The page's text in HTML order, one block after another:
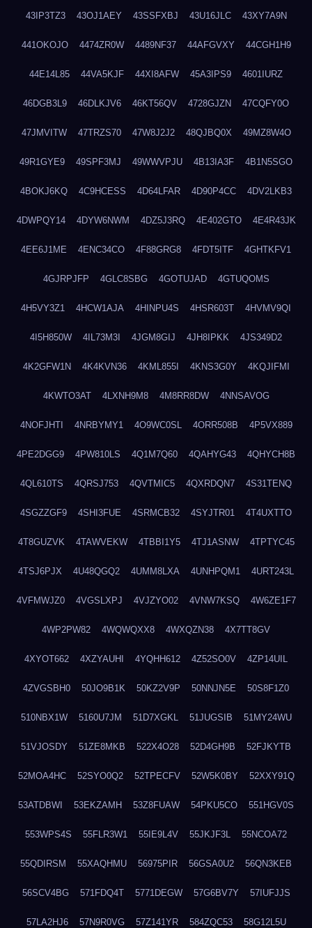
43IP3TZ3 43OJ1AEY 43SSFXBJ 43U16JLC 43XY7A9N
441OKOJO 4474ZR0W 4489NF37 44AFGVXY 44CGH1H9
44E14L85 44VA5KJF 44XI8AFW 45A3IPS9 4601IURZ
46DGB3L9 46DLKJV6 46KT56QV 4728GJZN 47CQFY0O
47JMVITW 47TRZS70 47W8J2J2 48QJBQ0X 49MZ8W4O
49R1GYE9 49SPF3MJ 49WWVPJU 4B13IA3F 4B1N5SGO
4BOKJ6KQ 4C9HCESS 4D64LFAR 4D90P4CC 4DV2LKB3
4DWPQY14 4DYW6NWM 4DZ5J3RQ 4E402GTO 4E4R43JK
4EE6J1ME 4ENC34CO 4F88GRG8 4FDT5ITF 4GHTKFV1
4GJRPJFP 4GLC8SBG 4GOTUJAD 4GTUQOMS
4H5VY3Z1 4HCW1AJA 4HINPU4S 4HSR603T 4HVMV9QI
4I5H850W 4IL73M3I 4JGM8GIJ 4JH8IPKK 4JS349D2
4K2GFW1N 4K4KVN36 4KML855I 4KNS3G0Y 4KQJIFMI
4KWTO3AT 4LXNH9M8 4M8RR8DW 4NNSAVOG
4NOFJHTI 4NRBYMY1 4O9WC0SL 4ORR508B 4P5VX889
4PE2DGG9 4PW810LS 4Q1M7Q60 4QAHYG43 4QHYCH8B
4QL610TS 4QRSJ753 4QVTMIC5 4QXRDQN7 4S31TENQ
4SGZZGF9 4SHI3FUE 4SRMCB32 4SYJTR01 4T4UXTTO
4T8GUZVK 4TAWVEKW 4TBBI1Y5 4TJ1ASNW 4TPTYC45
4TSJ6PJX 4U48QGQ2 4UMM8LXA 4UNHPQM1 4URT243L
4VFMWJZ0 4VGSLXPJ 4VJZYO02 4VNW7KSQ 4W6ZE1F7
4WP2PW82 4WQWQXX8 4WXQZN38 4X7TT8GV
4XYOT662 4XZYAUHI 4YQHH612 4Z52SO0V 4ZP14UIL
4ZVGSBH0 50JO9B1K 50KZ2V9P 50NNJN5E 50S8F1Z0
510NBX1W 5160U7JM 51D7XGKL 51JUGSIB 51MY24WU
51VJOSDY 51ZE8MKB 522X4O28 52D4GH9B 52FJKYTB
52MOA4HC 52SYO0Q2 52TPECFV 52W5K0BY 52XXY91Q
53ATDBWI 53EKZAMH 53Z8FUAW 54PKU5CO 551HGV0S
553WPS4S 55FLR3W1 55IE9L4V 55JKJF3L 55NCOA72
55QDIRSM 55XAQHMU 56975PIR 56GSA0U2 56QN3KEB
56SCV4BG 571FDQ4T 5771DEGW 57G6BV7Y 57IUFJJS
57LA2HJ6 57N9R0VG 57Z141YR 584ZQC53 58G12L5U